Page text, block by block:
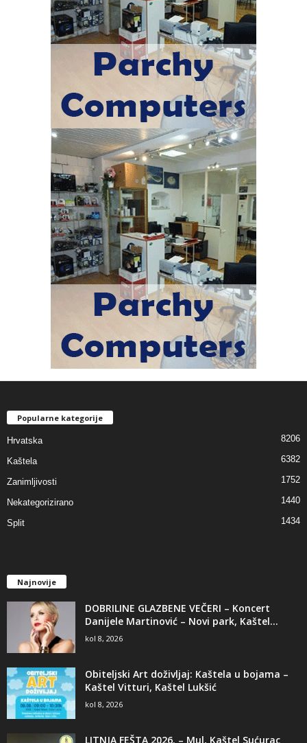
Popularne kategorije
Hrvatska 8206
Kaštela 6382
Zanimljivosti 1752
Nekategorizirano 1440
Split 1434
Najnovije
DOBRILINE GLAZBENE VEČERI – Koncert
Danijele Martinović – Novi park, Kaštel...
kol 8, 2026
Obiteljski Art doživljaj: Kaštela u bojama –
Kaštel Vitturi, Kaštel Lukšić
kol 8, 2026
LITNJA FEŠTA 2026. – Mul, Kaštel Sućurac